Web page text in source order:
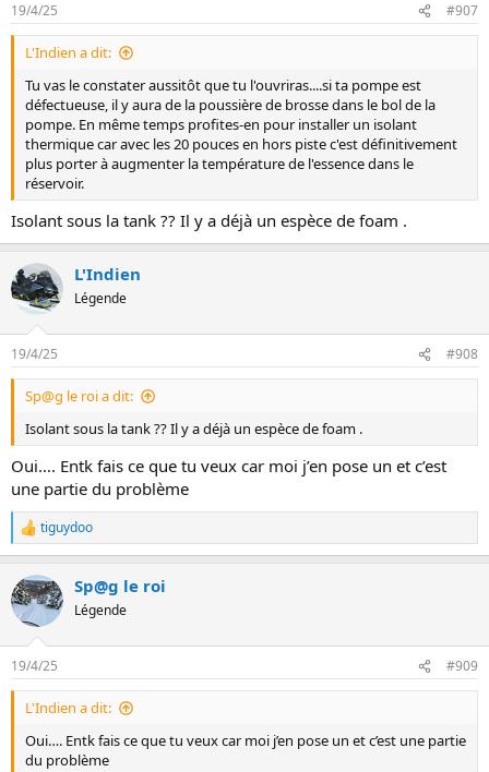
19/4/25 #907
L'Indien a dit:
Tu vas le constater aussitôt que tu l'ouvriras....si ta pompe est
défectueuse, il y aura de la poussière de brosse dans le bol de la
pompe. En même temps profites-en pour installer un isolant
thermique car avec les 20 pouces en hors piste c'est définitivement
plus porter à augmenter la température de l'essence dans le
réservoir.
Isolant sous la tank ?? Il y a déjà un espèce de foam .
L'Indien
Légende
19/4/25 #908
Sp@g le roi a dit:
Isolant sous la tank ?? Il y a déjà un espèce de foam .
Oui…. Entk fais ce que tu veux car moi j’en pose un et c’est
une partie du problème
L
e
r
é
a
i
o
tiguydoo
Sp@g le roi
Légende
19/4/25 #909
L'Indien a dit:
Oui…. Entk fais ce que tu veux car moi j’en pose un et c’est une partie
du problème